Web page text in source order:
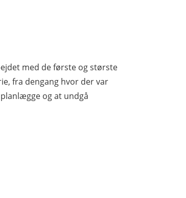
med de første og største
fra dengang hvor der var
og at undgå